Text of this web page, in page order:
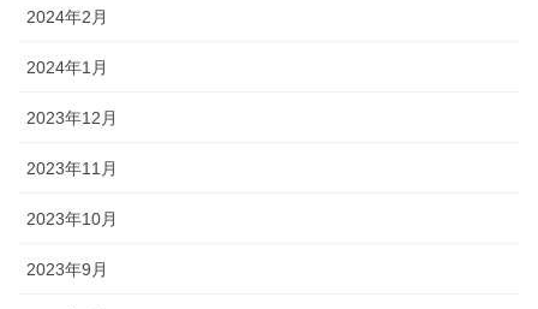
2024年2月
2024年1月
2023年12月
2023年11月
2023年10月
2023年9月